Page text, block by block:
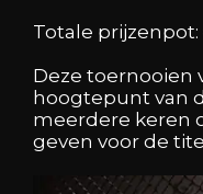
Totale prijzenpot:
Deze toernooien
hoogtepunt van
meerdere keren
geven voor de